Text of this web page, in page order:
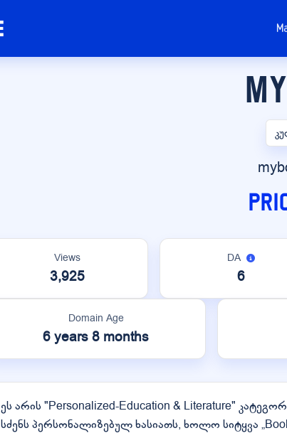
Views
3,925
DA
6
Domain Age
6 years 8 months
ეს არის "Personalized-Education & Literature"
სძენს პერსონალიზებულ ხასიათს, ხოლო სიტყვა